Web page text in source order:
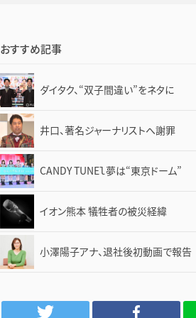
おすすめ記事
ダイタク、“双子間違い”をネタに
井口、著名ジャーナリストへ謝罪
CANDY TUNEｌ夢は“東京ドーム”
イオン熊本 犠牲者の被災経緯
小澤陽子アナ、退社後初動画で報告
Facebook